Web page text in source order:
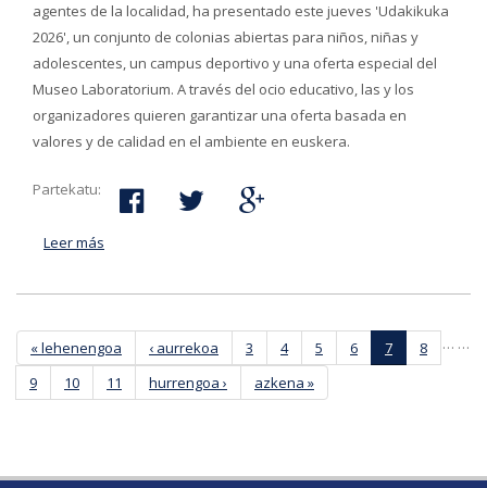
agentes de la localidad, ha presentado este jueves 'Udakikuka
2026', un conjunto de colonias abiertas para niños, niñas y
adolescentes, un campus deportivo y una oferta especial del
Museo Laboratorium. A través del ocio educativo, las y los
organizadores quieren garantizar una oferta basada en
valores y de calidad en el ambiente en euskera.
Partekatu:
Leer más
verano
Páginas
« lehenengoa ‹ aurrekoa …
3 4 5 6 7
8
9
10 11
…
hurrengoa ›
azkena »